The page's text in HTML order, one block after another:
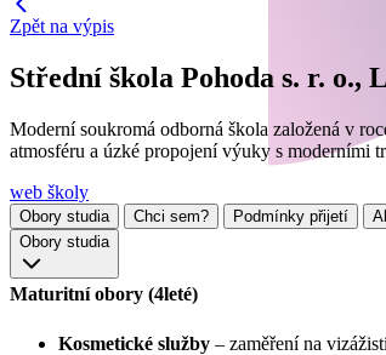
Zpět na výpis
Střední škola Pohoda s. r. o.,
Moderní soukromá odborná škola založená v
atmosféru a úzké propojení výuky s moderními
web školy
Obory studia Chci sem? Podmínky přijetí
Obory studia
Maturitní obory (4leté)
Kosmetické služby – zaměření na